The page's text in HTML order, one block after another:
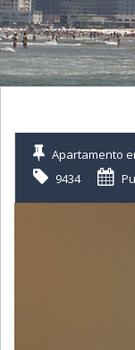
Apartamento
9434